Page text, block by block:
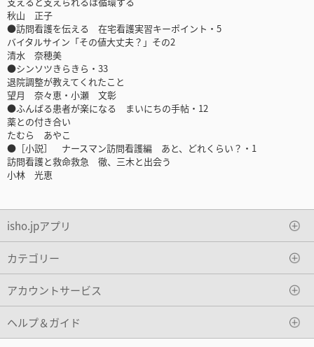
秋山 正子
●訪問看護を伝える 在宅看護実習キーポイント・5
バイタルサイン「その値大丈夫？」その2
清水 奈穂美
●シンソツきらきら・33
退院調整が教えてくれたこと
望月 奈々恵・小瀬 文彰
●ふんばる患者が楽になる まいにちの手帖・12
薬との付き合い
たむら あやこ
●［小説］ ナースマン訪問看護編 あと、どれくらい？・1
訪問看護と救命救急 徹、三木と出会う
小林 光恵
isho.jpアプリ
カテゴリー
アカウントサービス
ヘルプ＆ガイド